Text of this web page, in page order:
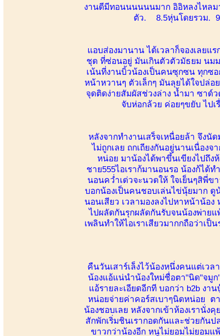
งานดีมีทอนนนนนนมาก อิอิหลงไหล
ตัว. 8.5หุ่นโดยรวม. 9
แอบส่องมานาน ได้เวลาก็จองเลยแ
ชุด ที่ซ่อนอยู่ มันเกินตัวตัวมัธยม นม
เน้นที่งานบิ้วน้องเป็นคนซุกซน ทุกซ
หน้าหวานๆ ตัวเล็กๆ มันลุยได้ใจปล่อ
จุดติดง่ายสัมผัสช่วงล่าง น้ำมา ซาด์ว
จับห่อกล้วย ค่อยๆขยับ ไป
หลังจากทำงานเสร็จเหนื่อยล้า จึงนั
ไม่ถูกเลย ถกเถียงกันอยู่นานเนื่อง
หน่อย มาน้องได้พาขึ้นเขียงไปถึง
ชาย555ไอเราก้มานอนรอ น้องก้ได้ท
นอนคว่ำเด่วจะนวดให้ ใจเย็นๆสิพี่ข
บอกน้องเป็นคนชอบเล่นไข่นุ้ยมาก ดูน้
นอนเสียว เวลามองลงไปหาหน้าน้อง
ไปผลัดกันรุกผลัดกันรับจนน้องพ่าย
เพลินทำให้ไอเราเสียวมากกถือว่าเ
คืนวันเสาร์เล็งไว้น้องหนึ่งคนแต่เว
น้องแอ้แน่นำน้องใหม่ชื่อตา"นิด"จมู
แอ้รายละเอียดอีกที บอกว่า b2b ง
หน่อยจ่ายค่าคอร์สเบาๆนิดหน่อย ต
น้องชอบเลย หลังจากเข้าห้องเรานั่
สักพักเริ่มชินเรากอดกันและช่วยกันป
ขาวกว่าน้องอีก หนูไม่ยอมไม่ยอมแ